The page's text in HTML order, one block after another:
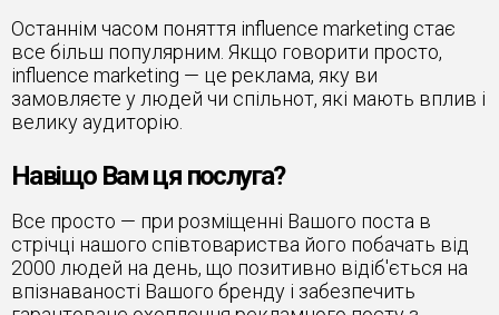
Останнім часом поняття influence marketing стає
все більш популярним. Якщо говорити просто,
influence marketing — це реклама, яку ви
замовляєте у людей чи спільнот, які мають вплив і
велику аудиторію.
Навіщо Вам ця послуга?
Все просто — при розміщенні Вашого поста в
стрічці нашого співтовариства його побачать від
2000 людей на день, що позитивно відіб'ється на
впізнаваності Вашого бренду і забезпечить